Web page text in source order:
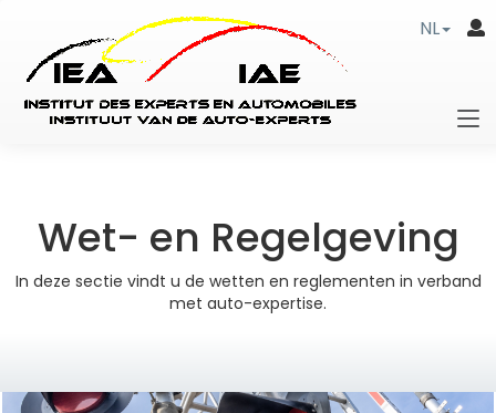
NL
Wet- en Regelgeving
In deze sectie vindt u de wetten en reglementen in verband
met auto-expertise.